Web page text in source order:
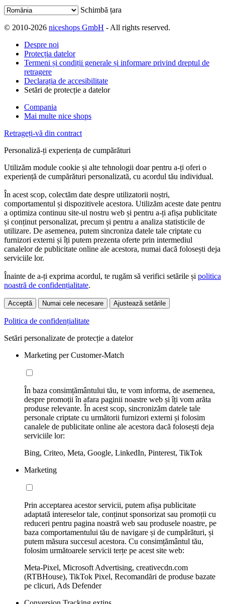
Schimbă țara
© 2010-2026 niceshops GmbH - All rights reserved.
Despre noi
Protecția datelor
Termeni și condiții generale și informare privind dreptul de
retragere
Declarația de accesibilitate
Setări de protecție a datelor
Compania
Mai multe nice shops
Retrageți-vă din contract
Personaliză-ți experiența de cumpărături
Utilizăm module cookie și alte tehnologii doar pentru a-ți oferi o
experiență de cumpărături personalizată, cu acordul tău individual.
În acest scop, colectăm date despre utilizatorii noștri,
comportamentul și dispozitivele acestora. Utilizăm aceste date pentru
a optimiza continuu site-ul nostru web și pentru a-ți afișa publicitate
și conținut personalizat, precum și pentru a analiza statisticile de
utilizare. De asemenea, putem sincroniza datele tale criptate cu
furnizori externi și îți putem prezenta oferte prin intermediul
canalelor de publicitate online ale acestora, numai dacă folosești deja
serviciile lor.
Înainte de a-ți exprima acordul, te rugăm să verifici setările și politica
noastră de confidențialitate.
Acceptă Numai cele necesare Ajustează setările
Politica de confidențialitate
Setări personalizate de protecție a datelor
Marketing per Customer-Match
În baza consimțământului tău, te vom informa, de asemenea,
despre promoții în afara paginii noastre web și îți vom arăta
produse relevante. În acest scop, sincronizăm datele tale
personale criptate cu următorii furnizori externi și folosim
canalele de publicitate online ale acestora dacă folosești deja
serviciile lor:
Bing, Criteo, Meta, Google, LinkedIn, Pinterest, TikTok
Marketing
Prin acceptarea acestor servicii, putem afișa publicitate
adaptată intereselor tale, conținut sponsorizat sau promoții cu
reduceri pentru pagina noastră web sau produsele noastre, pe
baza comportamentului tău de navigare și de cumpărături, și
putem măsura succesul acestora. Cu consimțământul tău,
folosim următoarele servicii terțe pe acest site web:
Meta-Pixel, Microsoft Advertising, creativecdn.com
(RTBHouse), TikTok Pixel, Recomandări de produse bazate
pe clicuri, Ads Defender